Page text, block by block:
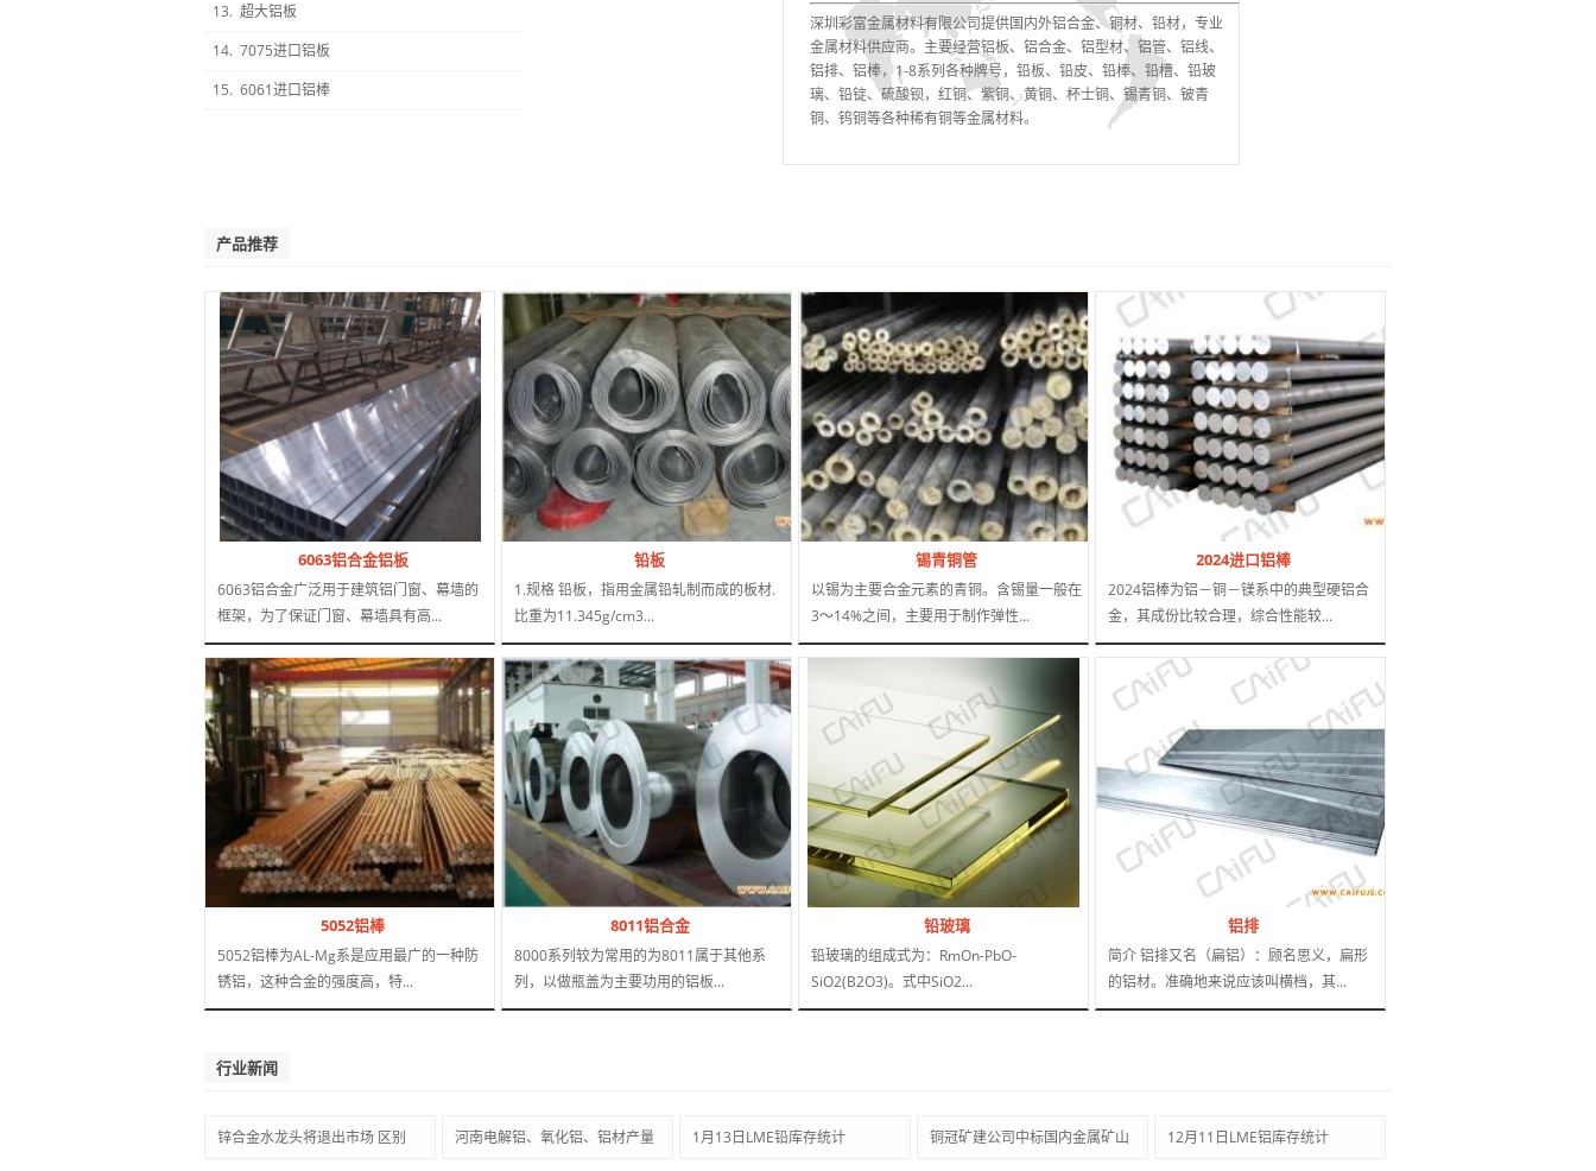
13. 超大铝板
14. 7075进口铝板
15. 6061进口铝棒
深圳彩富金属材料有限公司提供国内外铝合金、铜材、铅材，专业
金属材料供应商。主要经营铝板、铝合金、铝型材、铝管、铝线、
铝排、铝棒，1-8系列各种牌号，铅板、铅皮、铅棒、铅槽、铅玻
璃、铅锭、硫酸钡，红铜、紫铜、黄铜、杯士铜、锡青铜、铍青
铜、钨铜等各种稀有铜等金属材料。
产品推荐
6063铝合金铝板
6063铝合金广泛用于建筑铝门窗、幕墙的
框架，为了保证门窗、幕墙具有高...
铅板
1.规格 铅板，指用金属铅轧制而成的板材.
比重为11.345g/cm3...
锡青铜管
以锡为主要合金元素的青铜。含锡量一般在
3～14%之间，主要用于制作弹性...
2024进口铝棒
2024铝棒为铝－铜－镁系中的典型硬铝合
金，其成份比较合理，综合性能较...
5052铝棒
5052铝棒为AL-Mg系是应用最广的一种防
锈铝，这种合金的强度高，特...
8011铝合金
8000系列较为常用的为8011属于其他系
列，以做瓶盖为主要功用的铝板...
铅玻璃
铅玻璃的组成式为：RmOn-PbO-
SiO2(B2O3)。式中SiO2...
铝排
简介 铝排又名（扁铝）：顾名思义，扁形
的铝材。准确地来说应该叫横档，其...
行业新闻
锌合金水龙头将退出市场 区别 河南电解铝、氧化铝、铝材产量 1月13日LME铅库存统计 铜冠矿建公司中标国内金属矿山 12月11日LME铝库存统计